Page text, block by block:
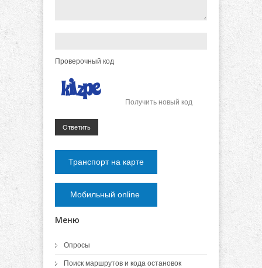
Проверочный код
Получить новый код
Ответить
Транспорт на карте
Мобильный online
Меню
Опросы
Поиск маршрутов и кода остановок